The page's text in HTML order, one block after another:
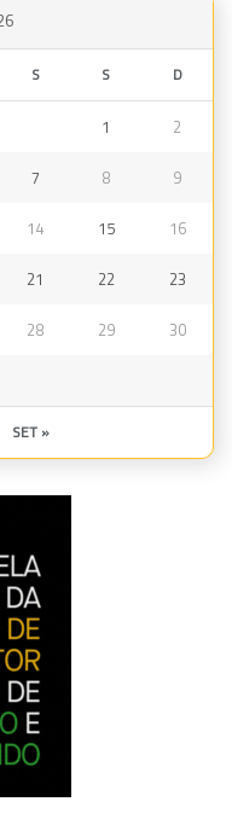
S S D
1 2
7 8 9
14 15 16
21 22 23
28 29 30
SET »